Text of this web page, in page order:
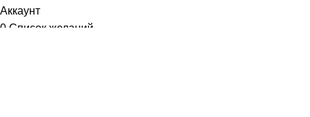
Аккаунт
0 Список желаний